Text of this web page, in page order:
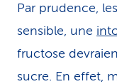
Par prudence,
sensible, une
fructose
sucre. En effet,